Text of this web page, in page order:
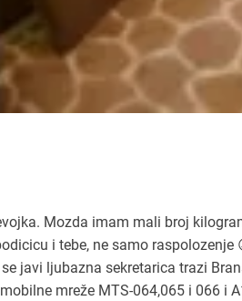
Mozda imam mali broj
i tebe, ne samo
javi ljubazna sekretarica trazi
mreže MTS-064,065 i 066 i